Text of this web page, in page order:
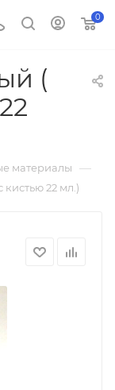
0
(
материалы —
22 мл.)